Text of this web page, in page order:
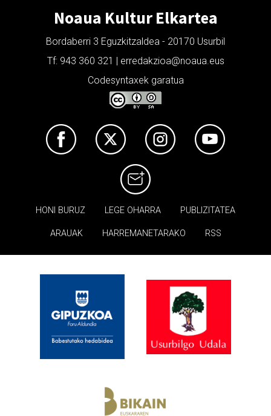
Noaua Kultur Elkartea
Bordaberri 3 Eguzkitzaldea - 20170 Usurbil
Tf: 943 360 321 | erredakzioa@noaua.eus
Codesyntaxek garatua
HONI BURUZ LEGE OHARRA PUBLIZITATEA
ARAUAK HARREMANETARAKO RSS